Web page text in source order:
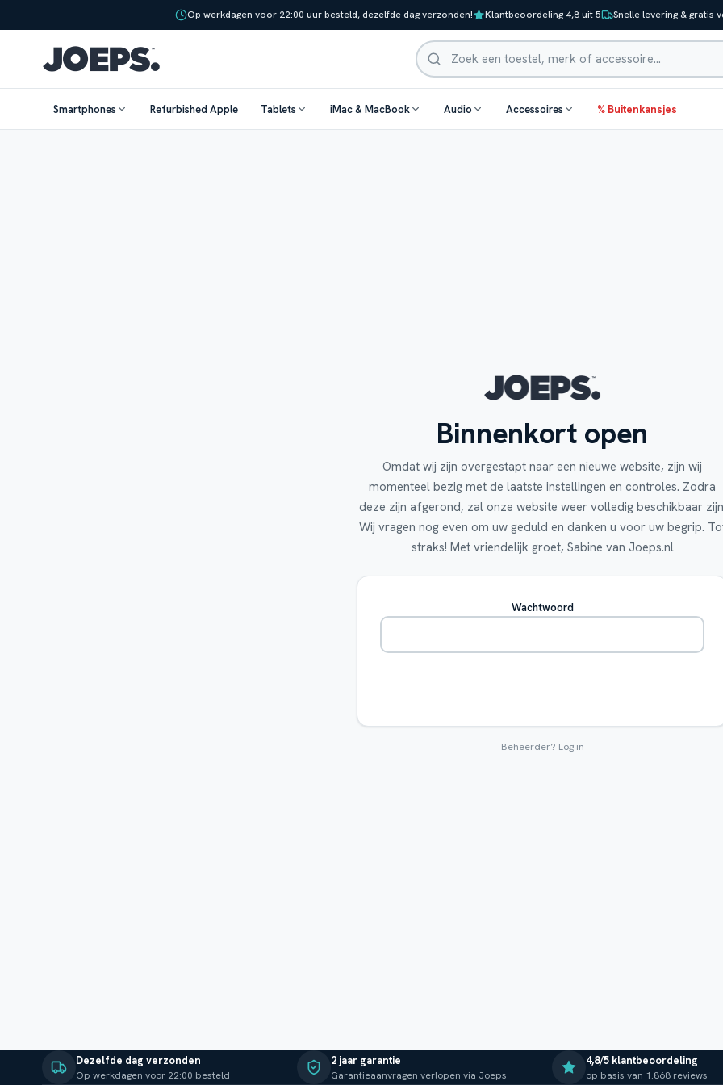
Op werkdagen voor 22:00 uur besteld, dezelfde dag verzonden! Klantbeoordeling 4,8 uit 5 Snelle levering & gratis
Zoeken
Smartphones Refurbished Apple Tablets iMac & MacBook Audio Accessoires % Buitenkansjes
Binnenkort open
Omdat wij zijn overgestapt naar een nieuwe website, zijn wij
momenteel bezig met de laatste instellingen en controles. Zodra
deze zijn afgerond, zal onze website weer volledig beschikbaar
Wij vragen nog even om uw geduld en danken u voor uw begrip.
straks! Met vriendelijk groet, Sabine van Joeps.nl
Wachtwoord
Beheerder? Log in
Dezelfde dag verzonden
Op werkdagen voor 22:00 besteld
2 jaar garantie
Garantieaanvragen verlopen via Joeps
4,8/5 klantbeoordeling
op basis van 1.868 reviews